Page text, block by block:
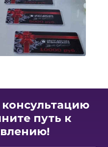
путь к